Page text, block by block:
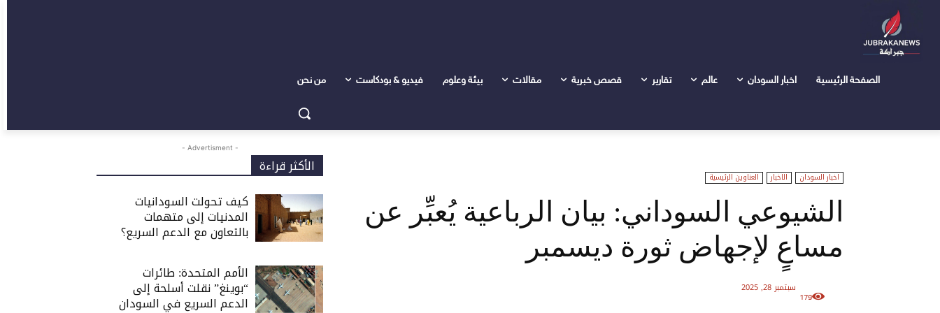
الصفحة الرئيسية اخبار السودان عالم تقارير قصص خبرية مقالات بيئة وعلوم فيديو & بودكاست من نحن
اخبار السودان الاخبار العناوين الرئيسية
الشيوعي السوداني: بيان الرباعية يُعبِّر عن
مساعٍ لإجهاض ثورة ديسمبر
سبتمبر 28, 2025
179
- Advertisment -
الأكثر قراءة
كيف تحولت السودانيات
المدنيات إلى متهمات
بالتعاون مع الدعم السريع؟
الأمم المتحدة: طائرات
“بوينغ” نقلت أسلحة إلى
الدعم السريع في السودان